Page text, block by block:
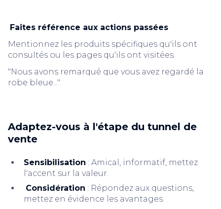
Faites référence aux actions passées
Mentionnez les produits spécifiques qu'ils ont
consultés ou les pages qu'ils ont visitées.
"Nous avons remarqué que vous avez regardé la
robe bleue..."
Adaptez-vous à l'étape du tunnel de
vente
Sensibilisation : Amical, informatif, mettez
l'accent sur la valeur.
Considération : Répondez aux questions,
mettez en évidence les avantages.